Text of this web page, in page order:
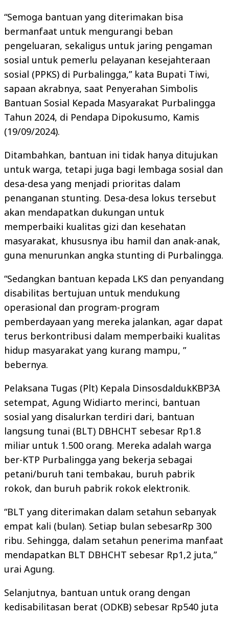
“Semoga bantuan yang diterimakan bisa
bermanfaat untuk mengurangi beban
pengeluaran, sekaligus untuk jaring pengaman
sosial untuk pemerlu pelayanan kesejahteraan
sosial (PPKS) di Purbalingga,” kata Bupati Tiwi,
sapaan akrabnya, saat Penyerahan Simbolis
Bantuan Sosial Kepada Masyarakat Purbalingga
Tahun 2024, di Pendapa Dipokusumo, Kamis
(19/09/2024).
Ditambahkan, bantuan ini tidak hanya ditujukan
untuk warga, tetapi juga bagi lembaga sosial dan
desa-desa yang menjadi prioritas dalam
penanganan stunting. Desa-desa lokus tersebut
akan mendapatkan dukungan untuk
memperbaiki kualitas gizi dan kesehatan
masyarakat, khususnya ibu hamil dan anak-anak,
guna menurunkan angka stunting di Purbalingga.
“Sedangkan bantuan kepada LKS dan penyandang
disabilitas bertujuan untuk mendukung
operasional dan program-program
pemberdayaan yang mereka jalankan, agar dapat
terus berkontribusi dalam memperbaiki kualitas
hidup masyarakat yang kurang mampu, ”
bebernya.
Pelaksana Tugas (Plt) Kepala DinsosdaldukKBP3A
setempat, Agung Widiarto merinci, bantuan
sosial yang disalurkan terdiri dari, bantuan
langsung tunai (BLT) DBHCHT sebesar Rp1.8
miliar untuk 1.500 orang. Mereka adalah warga
ber-KTP Purbalingga yang bekerja sebagai
petani/buruh tani tembakau, buruh pabrik
rokok, dan buruh pabrik rokok elektronik.
“BLT yang diterimakan dalam setahun sebanyak
empat kali (bulan). Setiap bulan sebesarRp 300
ribu. Sehingga, dalam setahun penerima manfaat
mendapatkan BLT DBHCHT sebesar Rp1,2 juta,”
urai Agung.
Selanjutnya, bantuan untuk orang dengan
kedisabilitasan berat (ODKB) sebesar Rp540 juta